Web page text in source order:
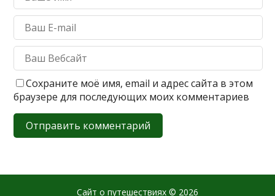
Сохраните моё имя, email и адрес сайта в этом
браузере для последующих моих комментариев
Сайт о путешествиях © 2026